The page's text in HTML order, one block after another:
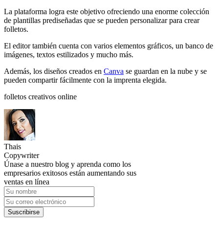
La plataforma logra este objetivo ofreciendo una enorme colección
de plantillas prediseñadas que se pueden personalizar para crear
folletos.
El editor también cuenta con varios elementos gráficos, un banco de
imágenes, textos estilizados y mucho más.
Además, los diseños creados en Canva se guardan en la nube y se
pueden compartir fácilmente con la imprenta elegida.
folletos creativos online
Thais
Copywriter
Únase a nuestro blog y aprenda como los
empresarios exitosos están aumentando sus
ventas en línea
Suscribirse